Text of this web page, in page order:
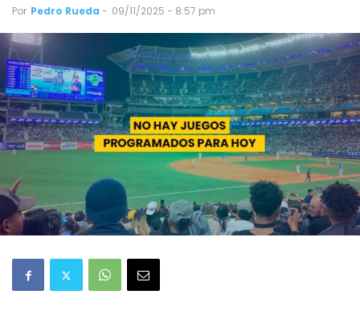
Por Pedro Rueda - 09/11/2025 - 8:57 pm